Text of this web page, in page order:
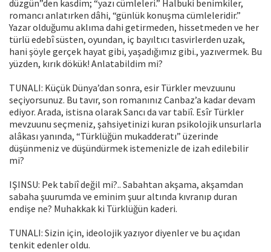
düzgün”den kasdim; “yazı cümleleri.” Halbuki benimkiler,
romancı anlatırken dâhi, “günlük konuş­ma cümleleridir.”
Yazar olduğumu aklıma dahi getirmeden, hissetmeden ve her
türlü edebî süsten, oyundan, iç bayıltıcı tasvirlerden uzak,
hani şöyle ger­çek hayat gibi, yaşadığımız gibi., yazıvermek. Bu
yüzden, kırık dökük! Anla­tabildim mi?
TUNALI: Küçük Dünya’dan sonra, esir Türkler mevzuunu
seçiyorsunuz. Bu tavır, son romanınız Canbaz’a kadar devam
ediyor. Arada, istisna olarak Sancı da var tabiî. Esîr Türkler
mevzuunu seçmeniz, şahsiyetinizi kuran psikolojik unsurlarla
alâkası yanında, “Türklüğün mukadderatı” üzerinde
düşünmeniz ve düşündürmek istemenizle de izah edilebilir
mi?
IŞINSU: Pek tabiî değil mi?.. Sabahtan akşama, akşamdan
sabaha şuurumda ve eminim şuur altında kıvranıp duran
endişe ne? Muhakkak ki Türklüğün kaderi.
TUNALI: Sizin için, ideolojik yazıyor diyenler ve bu açıdan
tenkit edenler oldu.